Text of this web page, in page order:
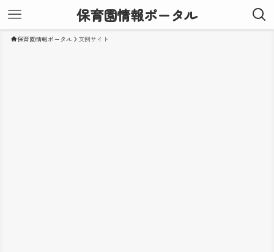
保育園情報ポータル
保育園情報ポータル 文例サイト